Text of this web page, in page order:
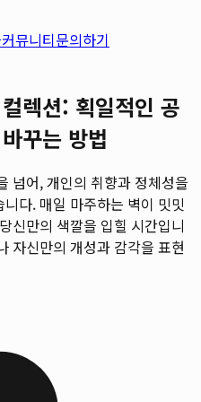
커뮤니티문의하기
렉션: 획일적인 공
꾸는 방법
넘어, 개인의 취향과 정체성을
다. 매일 마주하는 벽이 밋밋
신만의 색깔을 입힐 시간입니
자신만의 개성과 감각을 표현